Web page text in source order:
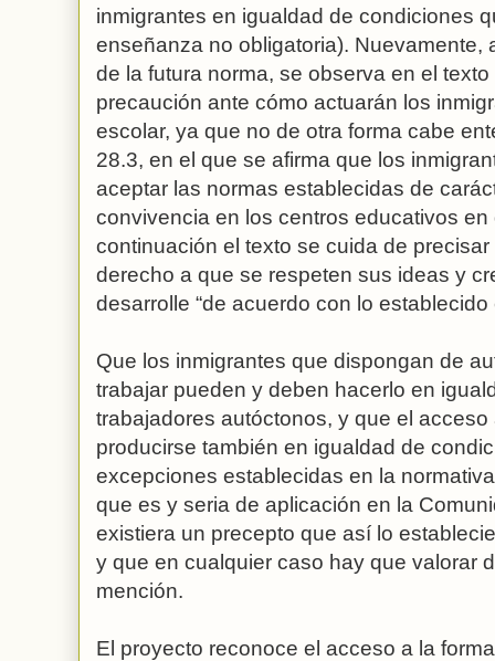
inmigrantes en igualdad de condiciones
enseñanza no obligatoria). Nuevamente,
de la futura norma, se observa en el
precaución ante cómo actuarán los
escolar, ya que no de otra forma cabe
28.3, en el que se afirma que los
aceptar las normas establecidas de
convivencia en los centros educativos en
continuación el texto se cuida de
derecho a que se respeten sus ideas y
desarrolle “de acuerdo con lo establecido
Que los inmigrantes que dispongan de
trabajar pueden y deben hacerlo en
trabajadores autóctonos, y que el
producirse también en igualdad de
excepciones establecidas en la
que es y seria de aplicación en la
existiera un precepto que así lo
y que en cualquier caso hay que valorar
mención.
El proyecto reconoce el acceso a la